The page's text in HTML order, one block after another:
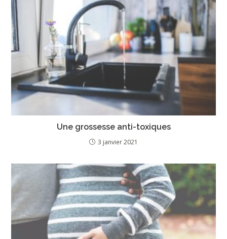
Une grossesse anti-toxiques
3 janvier 2021